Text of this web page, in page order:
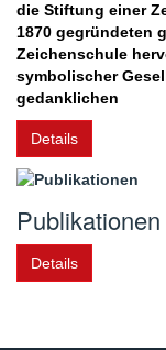
die Stiftung einer
1870 gegründeten
Zeichenschule
symbolischer
gedanklichen
Details
Publikationen
Details